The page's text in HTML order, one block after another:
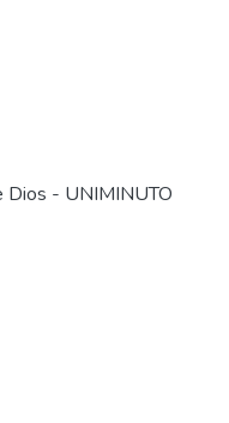
Dios - UNIMINUTO